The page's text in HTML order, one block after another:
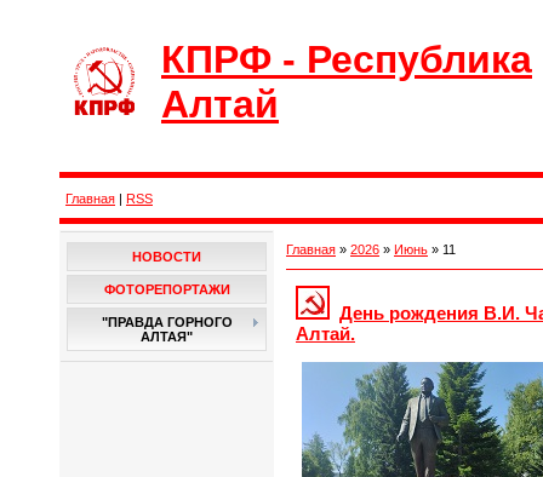
КПРФ - Республика
Алтай
Главная | RSS
НОВОСТИ
ФОТОРЕПОРТАЖИ
"ПРАВДА ГОРНОГО
АЛТАЯ"
Главная » 2026 » Июнь » 11
День рождения В.И.
Алтай.